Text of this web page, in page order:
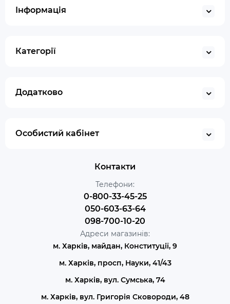
Інформація
Категорії
Додатково
Особистий кабінет
Контакти
Телефони:
0-800-33-45-25
050-603-63-64
098-700-10-20
Адреси магазинів:
м. Харків, майдан, Конституції, 9
м. Харків, просп, Науки, 41/43
м. Харків, вул. Сумська, 74
м. Харків, вул. Григорія Сковороди, 48